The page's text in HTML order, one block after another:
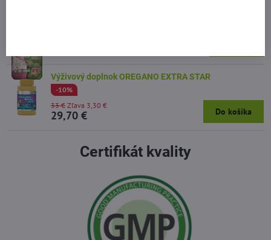
Výživový doplnok OREGANO EXTRA STAR
-10%
29,70 €
33 € Zľava 3,30 €
Do košíka
Certifikát kvality